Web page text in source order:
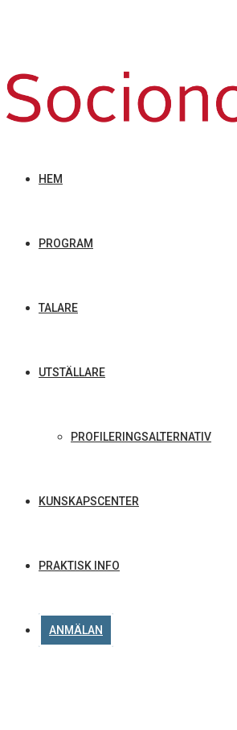
HEM
PROGRAM
TALARE
UTSTÄLLARE
PROFILERINGSALTERNATIV
KUNSKAPSCENTER
PRAKTISK INFO
ANMÄLAN